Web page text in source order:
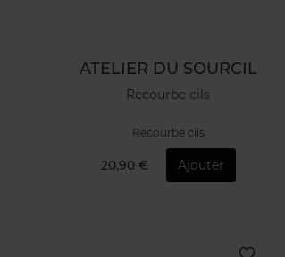
ATELIER DU SOURCIL
Recourbe cils
Recourbe cils
20,90 € Ajouter